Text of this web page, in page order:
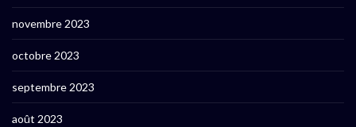
novembre 2023
octobre 2023
septembre 2023
août 2023